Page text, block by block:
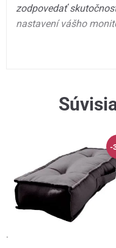
zodpovedať
nastavení vášho
-
·